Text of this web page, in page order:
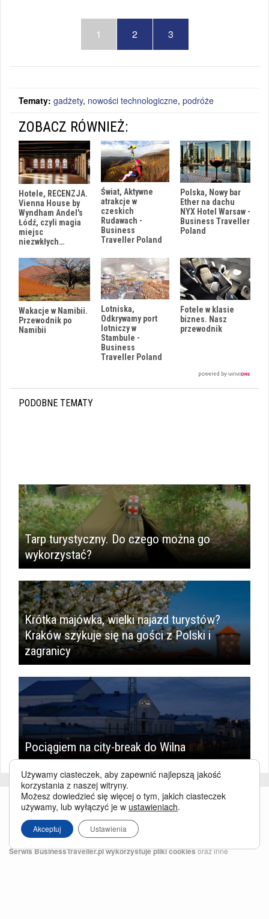
1 2 3
Tematy: gadżety, nowości technologiczne, podróże
ZOBACZ RÓWNIEŻ:
Hotele, RECENZJA.
Vienna House by
Wyndham Andel's
Łódź, czyli magia
miejsc
niezwkłych…
Świat, Aktywne
atrakcje w
czeskich
Rudawach -
Business
Traveller Poland
Polska, Nowy bar
Ether na dachu
NYX Hotel Warsaw -
Business Traveller
Poland
Wakacje w Namibii.
Przewodnik po
Namibii
Lotniska,
Odkrywamy port
lotniczy w
Stambule -
Business
Traveller Poland
Fotele w klasie
biznes. Nasz
przewodnik
PODOBNE TEMATY
Tarp turystyczny. Do czego można go
wykorzystać?
Krótka majówka, wielki najazd turystów?
Kraków szykuje się na gości z Polski i
zagranicy
Pociągiem na city-break do Wilna
Serwis BusinessTraveller.pl wykorzystuje pliki cookiesoraz inne
Używamy ciasteczek, aby zapewnić najlepszą jakość
korzystania z naszej witryny.
Możesz dowiedzieć się więcej o tym, jakich ciasteczek
używamy, lub wyłączyć je w ustawieniach.
Akceptuj Ustawienia